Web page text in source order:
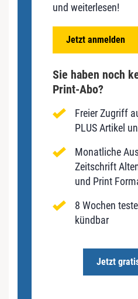
und weiterlesen!
Jetzt anmelden
Sie haben noch
Print-Abo?
Freier Zugriff
PLUS Artikel
Monatliche
Zeitschrift
und Print
8 Wochen
kündbar
Jetzt